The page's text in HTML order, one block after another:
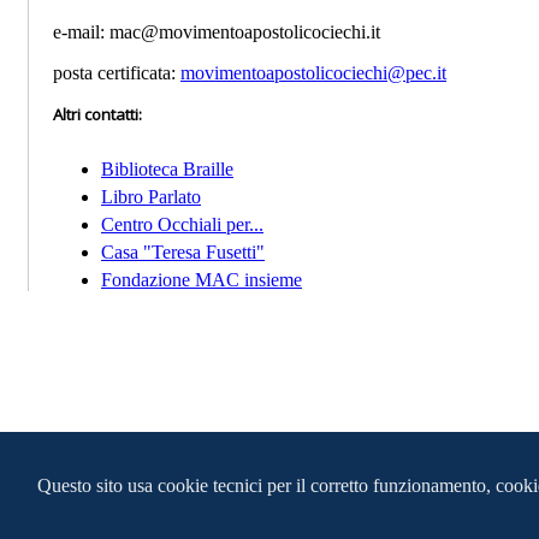
e-mail: mac@movimentoapostolicociechi.it
posta certificata: movimentoapostolicociechi@pec.it
Altri contatti:
Biblioteca Braille
Libro Parlato
Centro Occhiali per...
Casa "Teresa Fusetti"
Fondazione MAC insieme
Questo sito usa cookie tecnici per il corretto funzionamento,